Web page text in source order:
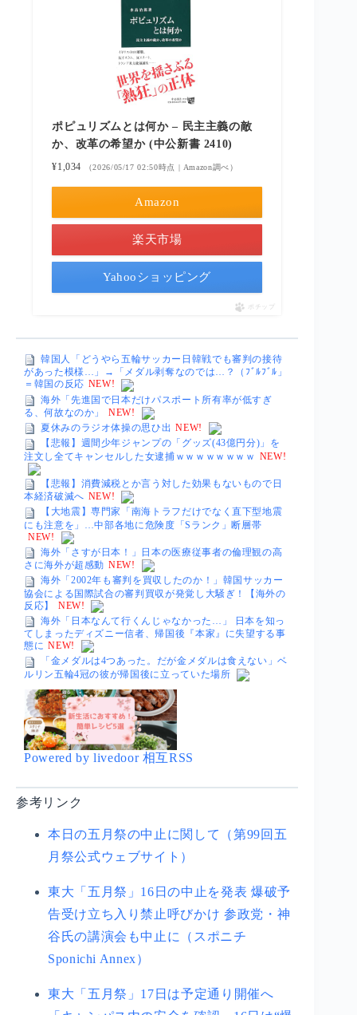
ポピュリズムとは何か – 民主主義の敵
か、改革の希望か (中公新書 2410)
¥1,034 （2026/05/17 02:50時点 | Amazon調べ）
Amazon
楽天市場
Yahooショッピング
ポチップ
韓国人「どうやら五輪サッカー日韓戦でも審判の接待
があった模様…」→「メダル剥奪なのでは…？（ﾌﾞﾙﾌﾞﾙ」
＝韓国の反応 NEW!
海外「先進国で日本だけパスポート所有率が低すぎ
る、何故なのか」
NEW!
夏休みのラジオ体操の思ひ出 NEW!
【悲報】週間少年ジャンプの「グッズ(43億円分)」を
注文し全てキャンセルした女逮捕ｗｗｗｗｗｗｗｗ NEW!
【悲報】消費減税とか言う対した効果もないもので日
本経済破滅へ NEW!
【大地震】専門家「南海トラフだけでなく直下型地震
にも注意を」…中部各地に危険度「Sランク」断層帯
NEW!
海外「さすが日本！」日本の医療従事者の倫理観の高
さに海外が超感動 NEW!
海外「2002年も審判を買収したのか！」韓国サッカー
協会による国際試合の審判買収が発覚し大騒ぎ！【海外の
反応】
NEW!
海外「日本なんて行くんじゃなかった…」 日本を知っ
てしまったディズニー信者、帰国後『本家』に失望する事
態に NEW!
「金メダルは4つあった。だが金メダルは食えない」ベ
ルリン五輪4冠の彼が帰国後に立っていた場所
Powered by livedoor 相互RSS
参考リンク
本日の五月祭の中止に関して（第99回五
月祭公式ウェブサイト）
東大「五月祭」16日の中止を発表 爆破予
告受け立ち入り禁止呼びかけ 参政党・神
谷氏の講演会も中止に（スポニチ
Sponichi Annex）
東大「五月祭」17日は予定通り開催へ